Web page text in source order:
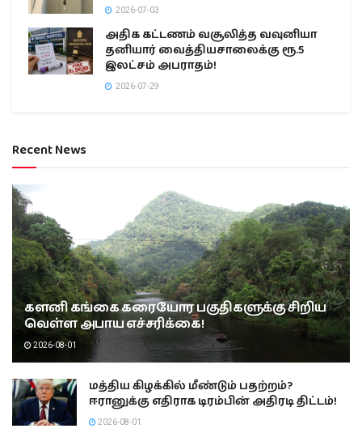
2026-07-03
அதிக கட்டணம் வசூலித்த வவுனியா
தனியார் வைத்தியசாலைக்கு ரூ.5
இலட்சம் அபராதம்!
2026-07-29
Recent News
களனி கங்கை கரையோர பகுதிகளுக்கு சிறிய
வெள்ள அபாய எச்சரிக்கை!
2026-08-01
மத்திய கிழக்கில் மீண்டும் பதற்றம்?
ஈரானுக்கு எதிராக டிரம்பின் அதிரடி திட்டம்!
2026-08-01